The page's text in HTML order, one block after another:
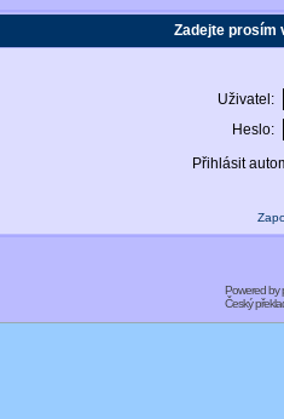
Zadejte prosím
Uživatel:
Heslo:
Přihlásit
Powered by
Český